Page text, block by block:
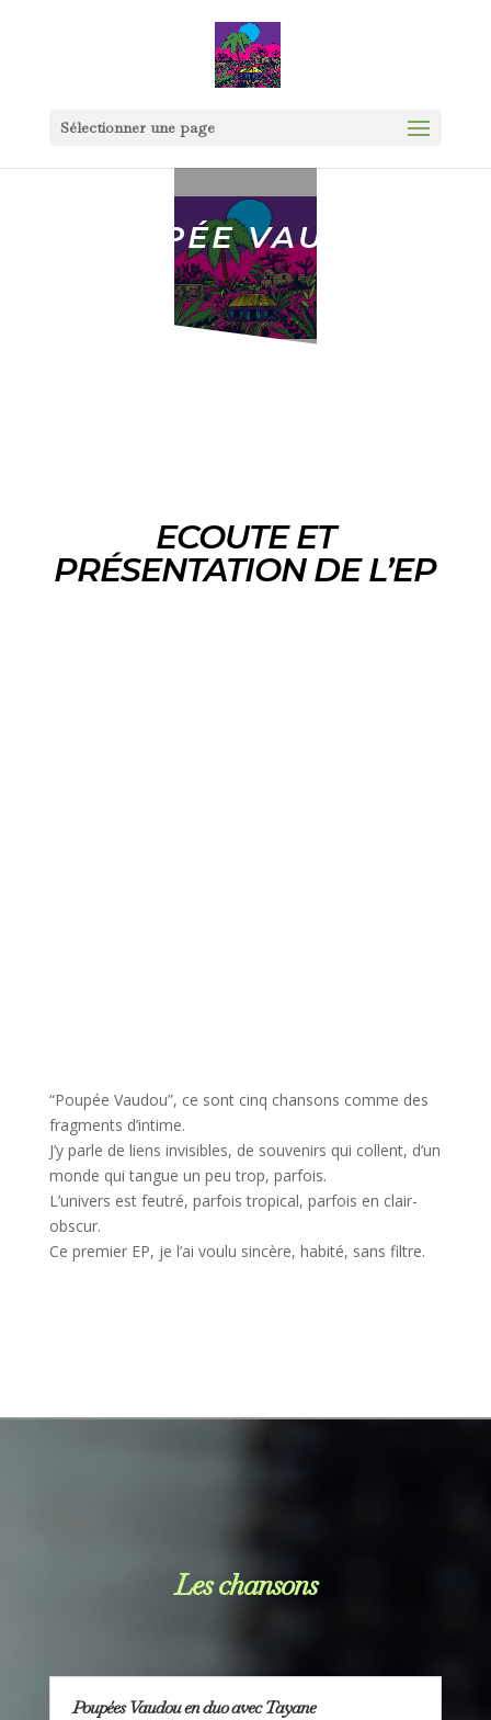
Sélectionner une page
POUPÉE VAUDOU
ECOUTE ET
PRÉSENTATION DE L’EP
“Poupée Vaudou”, ce sont cinq chansons comme des
fragments d’intime.
J’y parle de liens invisibles, de souvenirs qui collent, d’un
monde qui tangue un peu trop, parfois.
L’univers est feutré, parfois tropical, parfois en clair-
obscur.
Ce premier EP, je l’ai voulu sincère, habité, sans filtre.
Les chansons
Poupées Vaudou en duo avec Tayane